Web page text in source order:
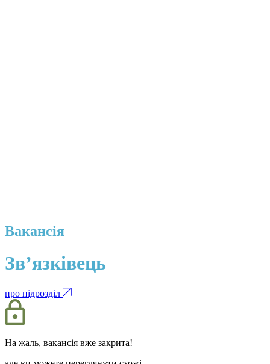
Вакансія
Зв’язківець
про підрозділ
На жаль, вакансія вже закрита!